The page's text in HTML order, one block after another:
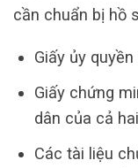
cần chuẩn bị hồ
Giấy ủy
Giấy chứng
dân của cả
Các tài liệu